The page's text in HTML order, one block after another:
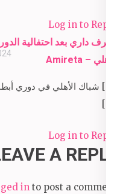
Log in to Reply
أشرف داري بعد احتفالية
الأهلي – Amireta
[…]
Log in to Reply
A REPLY
in to post a comment.